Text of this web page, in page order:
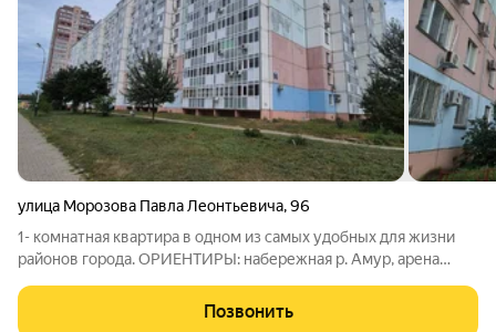
улица Морозова Павла Леонтьевича,96
1- комнатная квартира в одном из самых удобных для жизни
районов города. ОРИЕНТИРЫ: набережная р. Амур, арена
множество спортивных учреждений, торговых центров, кафе,
ресторанов. Остановки
Позвонить